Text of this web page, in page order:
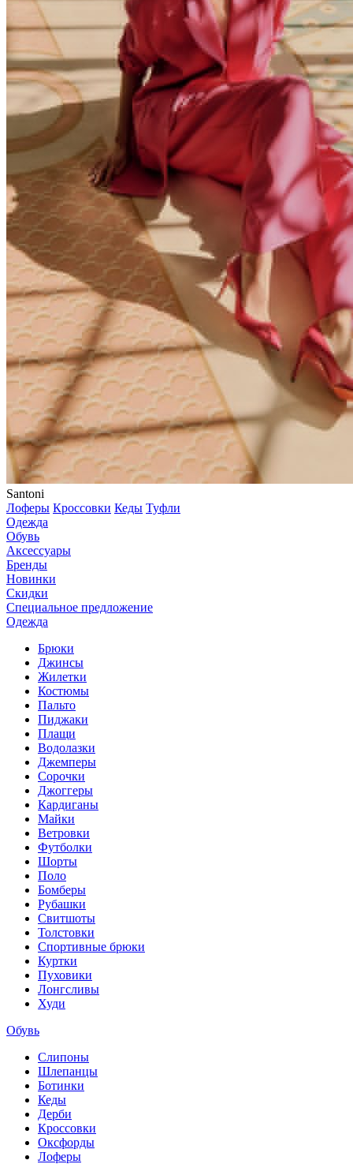
Santoni
Лоферы Кроссовки Кеды Туфли
Одежда
Обувь
Аксессуары
Бренды
Новинки
Скидки
Специальное предложение
Одежда
Брюки
Джинсы
Жилетки
Костюмы
Пальто
Пиджаки
Плащи
Водолазки
Джемперы
Сорочки
Джоггеры
Кардиганы
Майки
Ветровки
Футболки
Шорты
Поло
Бомберы
Рубашки
Свитшоты
Толстовки
Спортивные брюки
Куртки
Пуховики
Лонгсливы
Худи
Обувь
Слипоны
Шлепанцы
Ботинки
Кеды
Дерби
Кроссовки
Оксфорды
Лоферы